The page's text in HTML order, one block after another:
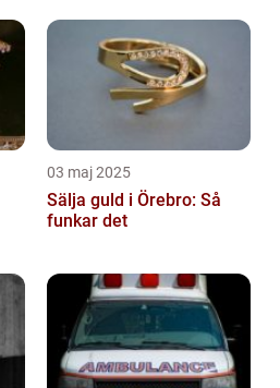
03 maj 2025
Sälja guld i Örebro: Så
funkar det